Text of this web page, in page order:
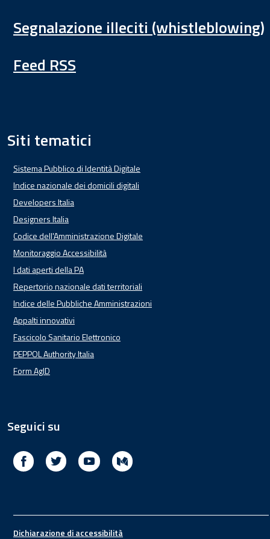
Segnalazione illeciti (whistleblowing)
Feed RSS
Siti tematici
Sistema Pubblico di Identità Digitale
Indice nazionale dei domicili digitali
Developers Italia
Designers Italia
Codice dell'Amministrazione Digitale
Monitoraggio Accessibilità
I dati aperti della PA
Repertorio nazionale dati territoriali
Indice delle Pubbliche Amministrazioni
Appalti innovativi
Fascicolo Sanitario Elettronico
PEPPOL Authority Italia
Form AgID
Seguici su
Facebook Twitter Youtube
Footer
Dichiarazione di accessibilità